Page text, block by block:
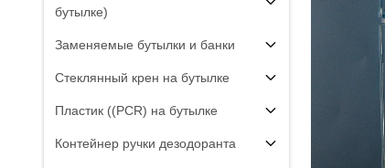
бутылке)
Заменяемые бутылки и банки
Стеклянный крен на бутылке
Пластик ((PCR) на бутылке
Контейнер ручки дезодоранта